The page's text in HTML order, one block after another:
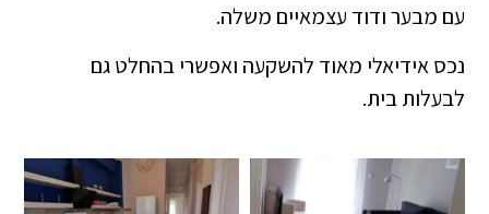
עם מבער ודוד עצמאיים משלה.
נכס אידיאלי מאוד להשקעה ואפשרי בהחלט גם
לבעלות בית.